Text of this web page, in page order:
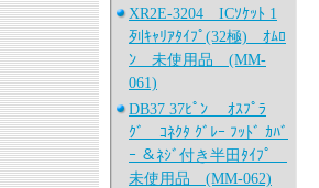
XR2E-3204 ICｿｹｯﾄ 1
列ｷｬﾘｱﾀｲﾌﾟ(32極) ｵﾑﾛ
ﾝ 未使用品 (MM-
061)
DB37 37ﾋﾟﾝ ｵｽﾌﾟﾗ
ｸﾞ ｺﾈｸﾀ ｸﾞﾚｰ ﾌｯﾄﾞ ｶﾊﾞ
ｰ ＆ﾈｼﾞ付き半田ﾀｲﾌﾟ
未使用品 (MM-062)